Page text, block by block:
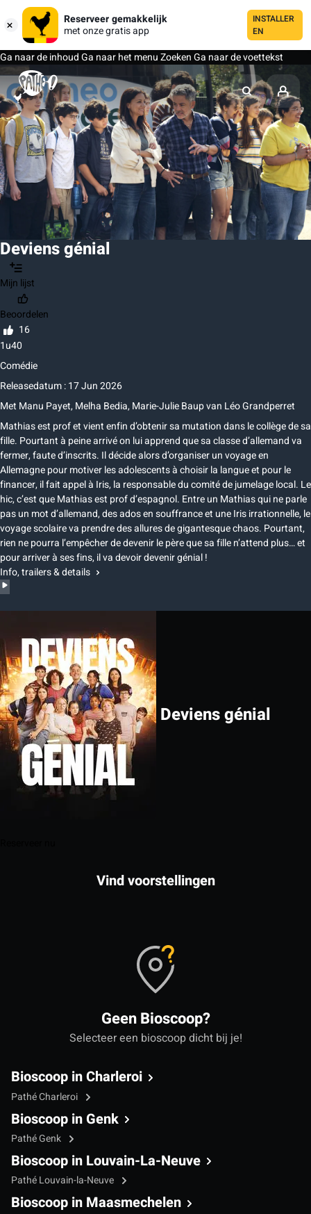
Reserveer gemakkelijk
met onze gratis app
INSTALLER
EN
Ga naar de inhoudGa naar het menuZoekenGa naar de voettekst
Deviens génial
Mijn lijst
Beoordelen
16
1u40
Comédie
Releasedatum : 17 Jun 2026
Met Manu Payet,Melha Bedia,Marie-Julie Baupvan Léo Grandperret
Mathias est prof et vient enfin d’obtenir sa mutation dans le collège de sa
fille. Pourtant à peine arrivé on lui apprend que sa classe d’allemand va
fermer, faute d’inscrits. Il décide alors d’organiser un voyage en
Allemagne pour motiver les adolescents à choisir la langue et pour le
financer, il fait appel à Iris, la responsable du comité de jumelage local. Le
hic, c’est que Mathias est prof d’espagnol. Entre un Mathias qui ne parle
pas un mot d’allemand, des ados en souffrance et une Iris irrationnelle, le
voyage scolaire va prendre des allures de gigantesque chaos. Pourtant,
rien ne pourra l’empêcher de devenir le père que sa fille n’attend plus… et
pour arriver à ses fins, il va devoir devenir génial !
Info, trailers & details
Deviens génial
Vind voorstellingen
Geen Bioscoop?
Selecteer een bioscoop dicht bij je!
Bioscoop in Charleroi
Pathé Charleroi
Bioscoop in Genk
Pathé Genk
Bioscoop in Louvain-La-Neuve
Pathé Louvain-la-Neuve
Bioscoop in Maasmechelen